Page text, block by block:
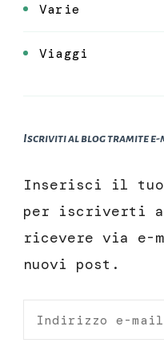
Varie
Viaggi
Iscriviti al blog tramite e-
Inserisci il
per iscriverti a
ricevere via
nuovi post.
Indirizzo